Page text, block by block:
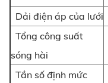
Dải điện áp của lưới
Tổng công suất
sóng hài
Tần số định mức